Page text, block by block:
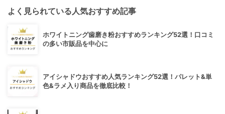
よく見られている人気おすすめ記事
ホワイトニング歯磨き粉おすすめランキング52選！口コミ
の多い市販品を中心に
アイシャドウおすすめ人気ランキング52選！パレット&単
色&ラメ入り商品を徹底比較！